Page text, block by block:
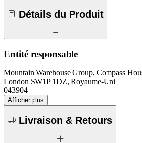
Détails du Produit
Entité responsable
Mountain Warehouse Group, Compass
London SW1P 1DZ, Royaume-Uni
043904
Afficher plus
Livraison & Retours